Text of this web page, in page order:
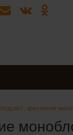
крепление